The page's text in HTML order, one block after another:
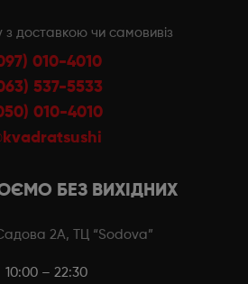
з доставкою чи самовивіз
010-4010
537-5533
010-4010
БЕЗ ВИХІДНИХ
2А, ТЦ “Sodova”
10:00 – 22:30